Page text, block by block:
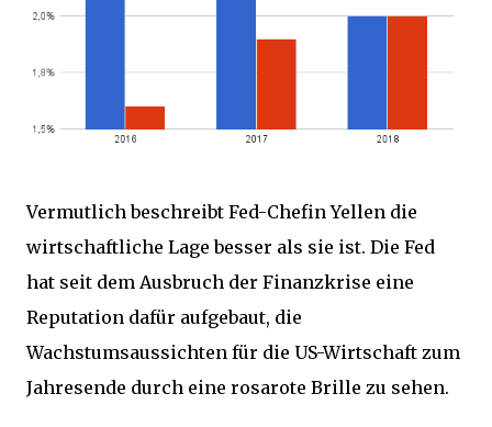
Vermutlich beschreibt Fed-Chefin Yellen die
wirtschaftliche Lage besser als sie ist. Die Fed
hat seit dem Ausbruch der Finanzkrise eine
Reputation dafür aufgebaut, die
Wachstumsaussichten für die US-Wirtschaft zum
Jahresende durch eine rosarote Brille zu sehen.